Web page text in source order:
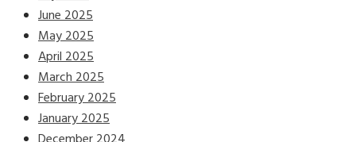
June 2025
May 2025
April 2025
March 2025
February 2025
January 2025